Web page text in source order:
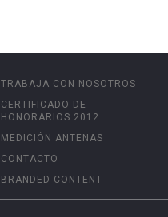
TRABAJA CON NOSOTROS
CERTIFICADO DE
HONORARIOS 2012
MEDICIÓN ANTENAS
CONTACTO
BRANDED CONTENT